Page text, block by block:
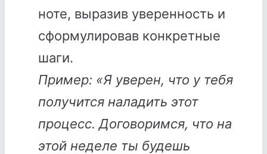
ноте, выразив уверенность и
сформулировав конкретные
шаги.
Пример: «Я уверен, что у тебя
получится наладить этот
процесс. Договоримся, что на
этой неделе ты будешь